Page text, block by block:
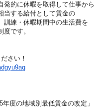
的に休暇を取得して仕事から
する給付として賃金の
練・休暇期間中の生活費を
です。
さい！
年度の地域別最低賃金の改定」